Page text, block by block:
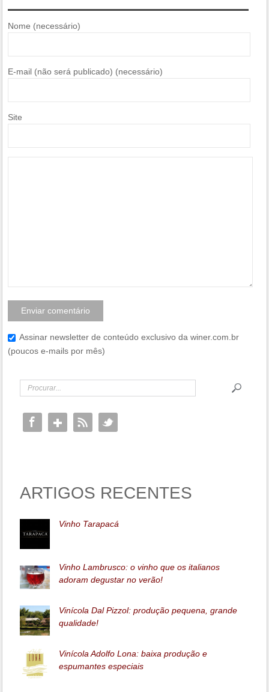
Nome (necessário)
E-mail (não será publicado) (necessário)
Site
Assinar newsletter de conteúdo exclusivo da winer.com.br
(poucos e-mails por mês)
ARTIGOS RECENTES
Vinho Tarapacá
Vinho Lambrusco: o vinho que os italianos
adoram degustar no verão!
Vinícola Dal Pizzol: produção pequena, grande
qualidade!
Vinícola Adolfo Lona: baixa produção e
espumantes especiais